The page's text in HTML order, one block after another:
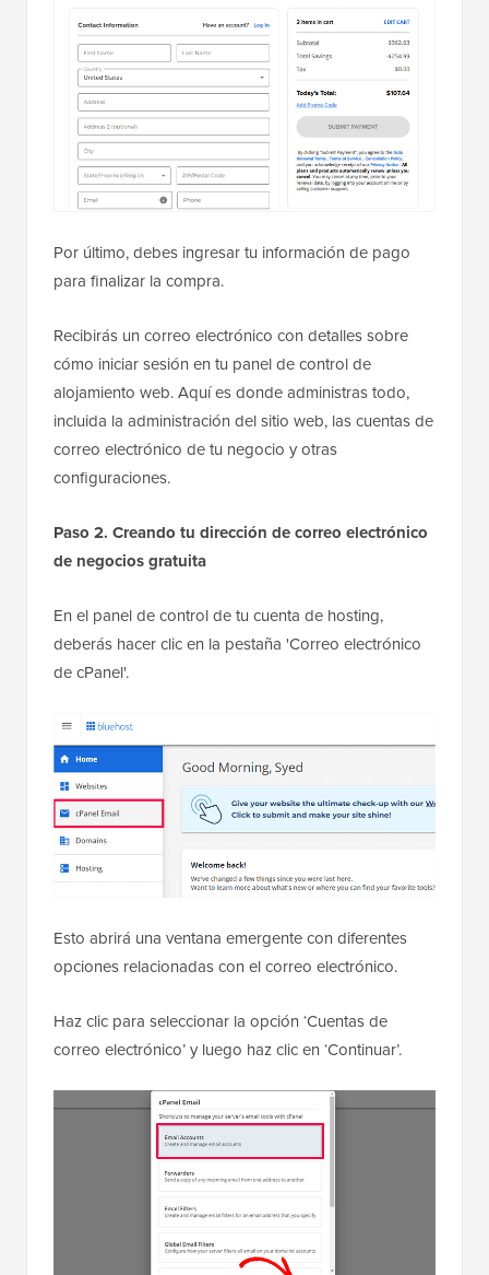
Por último, debes ingresar tu información de pago
para finalizar la compra.
Recibirás un correo electrónico con detalles sobre
cómo iniciar sesión en tu panel de control de
alojamiento web. Aquí es donde administras todo,
incluida la administración del sitio web, las cuentas de
correo electrónico de tu negocio y otras
configuraciones.
Paso 2. Creando tu dirección de correo electrónico
de negocios gratuita
En el panel de control de tu cuenta de hosting,
deberás hacer clic en la pestaña 'Correo electrónico
de cPanel'.
Esto abrirá una ventana emergente con diferentes
opciones relacionadas con el correo electrónico.
Haz clic para seleccionar la opción ‘Cuentas de
correo electrónico’ y luego haz clic en ‘Continuar’.